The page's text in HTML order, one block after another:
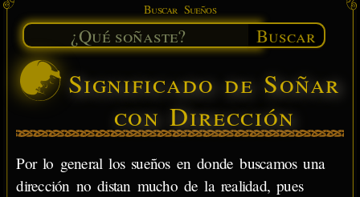
Buscar Sueños
Buscar
Significado de Soñar
con Dirección
Por lo general los sueños en donde buscamos una
dirección no distan mucho de la realidad, pues